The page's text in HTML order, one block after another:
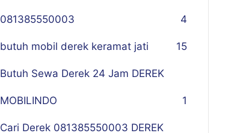
081385550003 4
butuh mobil derek keramat jati 15
Butuh Sewa Derek 24 Jam DEREK
MOBILINDO 1
Cari Derek 081385550003 DEREK